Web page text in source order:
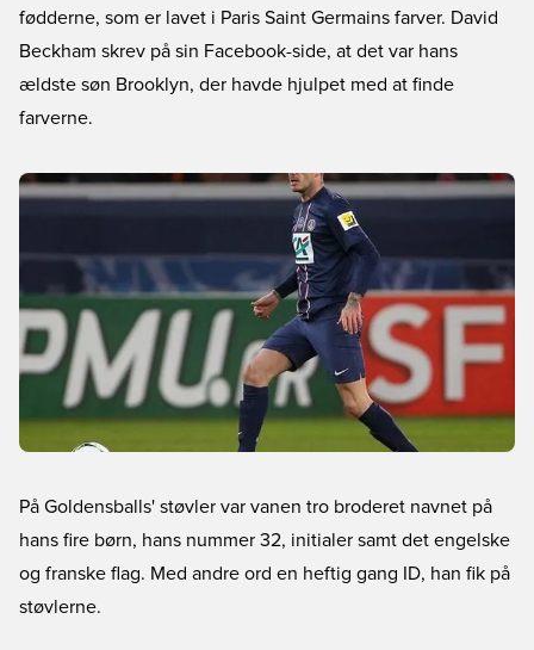
fødderne, som er lavet i Paris Saint Germains farver. David
Beckham skrev på sin Facebook-side, at det var hans
ældste søn Brooklyn, der havde hjulpet med at finde
farverne.
På Goldensballs' støvler var vanen tro broderet navnet på
hans fire børn, hans nummer 32, initialer samt det engelske
og franske flag. Med andre ord en heftig gang ID, han fik på
støvlerne.